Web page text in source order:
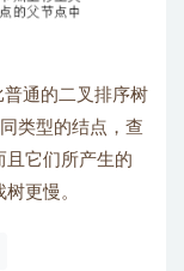
通的二叉排序树
类型的结点，查
且它们所产生的
更慢。